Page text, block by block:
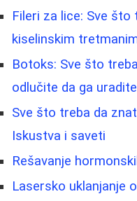
Fileri za lice: Sve
kiselinskim
Botoks: Sve što
odlučite da ga uradite
Sve što treba da
Iskustva i saveti
Rešavanje
Lasersko uklanjanje